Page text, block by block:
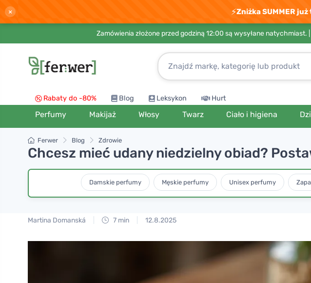
× ⚡Zniżka SUMMER już
Zamówienia złożone przed godziną 12:00 są wysyłane natychmiast. |
Rabaty do -80% Blog Leksykon Hurt
Perfumy Makijaż Włosy Twarz Ciało i higiena
Ferwer Blog Zdrowie
Chcesz mieć udany niedzielny obiad?
Damskie perfumy Męskie perfumy Unisex perfumy
Martina Domanská 7 min 12.8.2025